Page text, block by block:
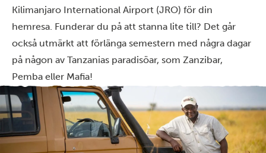
Kilimanjaro International Airport (JRO) för din
hemresa. Funderar du på att stanna lite till? Det går
också utmärkt att förlänga semestern med några dagar
på någon av Tanzanias paradisöar, som Zanzibar,
Pemba eller Mafia!